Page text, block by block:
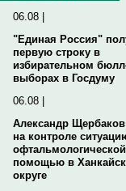
06.08 |
"Единая Россия"
первую строку в
избирательном
выборах в Госдуму
06.08 |
Александр
на контроле
офтальмологической
помощью в
округе